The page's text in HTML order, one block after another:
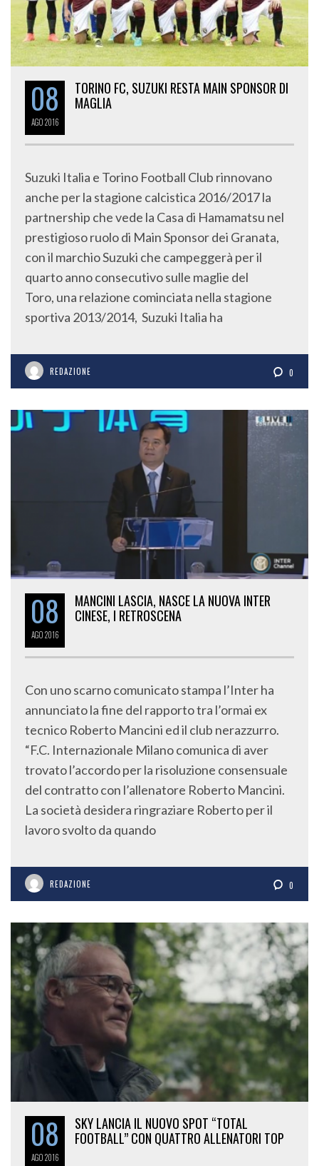
08
AGO2016
TORINO FC, SUZUKI RESTA MAIN SPONSOR DI
MAGLIA
Suzuki Italia e Torino Football Club rinnovano
anche per la stagione calcistica 2016/2017 la
partnership che vede la Casa di Hamamatsu nel
prestigioso ruolo di Main Sponsor dei Granata,
con il marchio Suzuki che campeggerà per il
quarto anno consecutivo sulle maglie del
Toro, una relazione cominciata nella stagione
sportiva 2013/2014, Suzuki Italia ha
REDAZIONE 0
08
AGO2016
MANCINI LASCIA, NASCE LA NUOVA INTER
CINESE, I RETROSCENA
Con uno scarno comunicato stampa l’Inter ha
annunciato la fine del rapporto tra l’ormai ex
tecnico Roberto Mancini ed il club nerazzurro.
“F.C. Internazionale Milano comunica di aver
trovato l’accordo per la risoluzione consensuale
del contratto con l’allenatore Roberto Mancini.
La società desidera ringraziare Roberto per il
lavoro svolto da quando
REDAZIONE 0
08
AGO2016
SKY LANCIA IL NUOVO SPOT “TOTAL
FOOTBALL” CON QUATTRO ALLENATORI TOP